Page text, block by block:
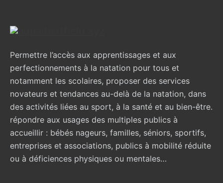
Permettre l’accès aux apprentissages et aux
perfectionnements à la natation pour tous et
notamment les scolaires, proposer des services
novateurs et tendances au-delà de la natation, dans
des activités liées au sport, à la santé et au bien-être.
répondre aux usages des multiples publics à
accueillir : bébés nageurs, familles, séniors, sportifs,
entreprises et associations, publics à mobilité réduite
ou à déficiences physiques ou mentales…